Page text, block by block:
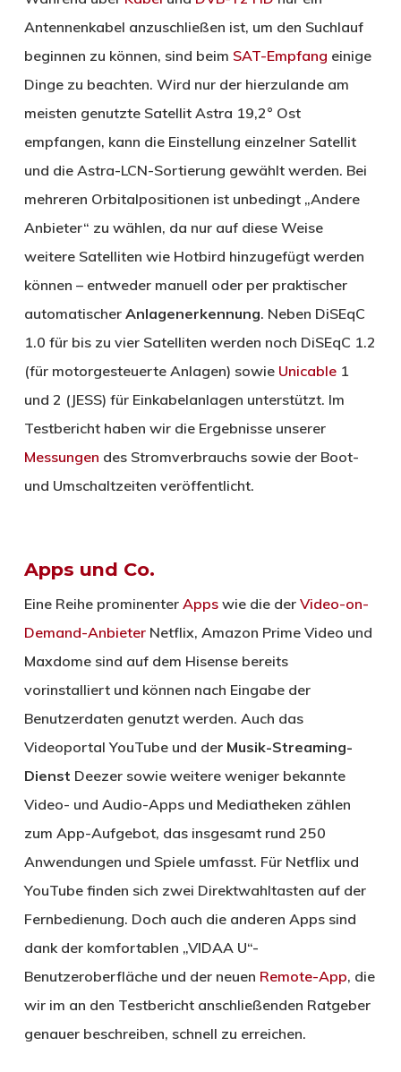
Antennenkabel anzuschließen ist, um den Suchlauf
beginnen zu können, sind beim SAT-Empfang einige
Dinge zu beachten. Wird nur der hierzulande am
meisten genutzte Satellit Astra 19,2° Ost
empfangen, kann die Einstellung einzelner Satellit
und die Astra-LCN-Sortierung gewählt werden. Bei
mehreren Orbitalpositionen ist unbedingt „Andere
Anbieter“ zu wählen, da nur auf diese Weise
weitere Satelliten wie Hotbird hinzugefügt werden
können – entweder manuell oder per praktischer
automatischer Anlagenerkennung. Neben DiSEqC
1.0 für bis zu vier Satelliten werden noch DiSEqC 1.2
(für motorgesteuerte Anlagen) sowie Unicable1
und 2 (JESS) für Einkabelanlagen unterstützt. Im
Testbericht haben wir die Ergebnisse unserer
Messungen des Stromverbrauchs sowie der Boot-
und Umschaltzeiten veröffentlicht.
Apps und Co.
Eine Reihe prominenter Appswie die der Video-on-
Demand-AnbieterNetflix, Amazon Prime Video und
Maxdome sind auf dem Hisense bereits
vorinstalliert und können nach Eingabe der
Benutzerdaten genutzt werden. Auch das
Videoportal YouTube und der Musik-Streaming-
Dienst Deezer sowie weitere weniger bekannte
Video- und Audio-Apps und Mediatheken zählen
zum App-Aufgebot, das insgesamt rund 250
Anwendungen und Spiele umfasst. Für Netflix und
YouTube finden sich zwei Direktwahltasten auf der
Fernbedienung. Doch auch die anderen Apps sind
dank der komfortablen „VIDAA U“-
Benutzeroberfläche und der neuen Remote-App, die
wir im an den Testbericht anschließenden Ratgeber
genauer beschreiben, schnell zu erreichen.